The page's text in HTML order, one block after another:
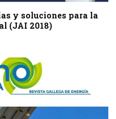
y soluciones para la
(JAI 2018)